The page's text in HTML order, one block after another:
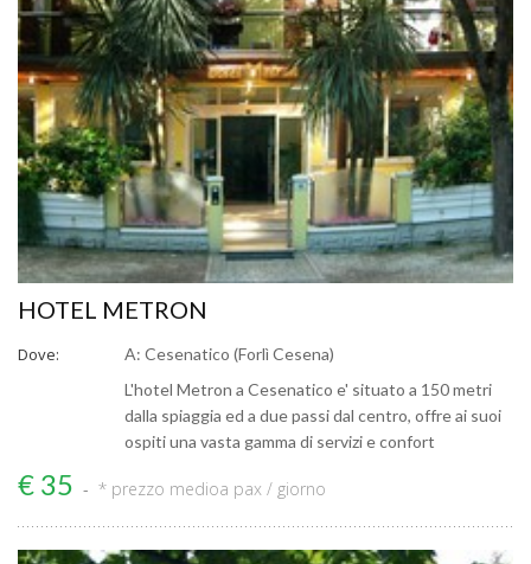
HOTEL METRON
Dove:
A: Cesenatico (Forlì Cesena)
L'hotel Metron a Cesenatico e' situato a 150 metri
dalla spiaggia ed a due passi dal centro, offre ai suoi
ospiti una vasta gamma di servizi e confort
€ 35 * prezzo medioa pax / giorno